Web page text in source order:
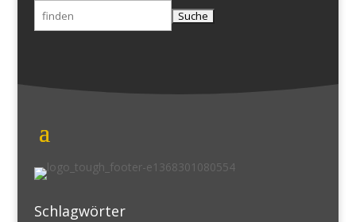
Suchen
nach:
Schlagwörter